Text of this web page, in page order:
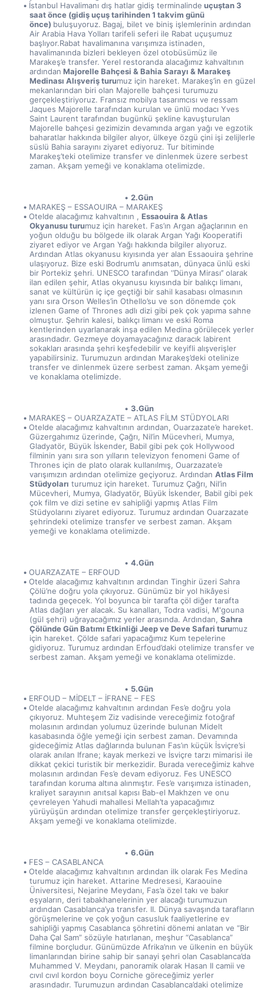
İstanbul Havalimanı dış hatlar gidiş terminalinde uçuştan 3
saat önce (gidiş uçuş tarihinden 1 takvim günü
önce) buluşuyoruz. Bagaj, bilet ve biniş işlemlerinin ardından
Air Arabia Hava Yolları tarifeli seferi ile Rabat uçuşumuz
başlıyor.Rabat havalimanına varışımıza istinaden,
havalimanında bizleri bekleyen özel otobüsümüz ile
Marakeş’e transfer. Yerel restoranda alacağımız kahvaltının
ardından Majorelle Bahçesi & Bahia Sarayı & Marakeş
Medinası Alışveriş turumuz için hareket. Marakeş’in en güzel
mekanlarından biri olan Majorelle bahçesi turumuzu
gerçekleştiriyoruz. Fransız mobilya tasarımcısı ve ressam
Jaques Majorelle tarafından kurulan ve ünlü modacı Yves
Saint Laurent tarafından bugünkü şekline kavuşturulan
Majorelle bahçesi gezimizin devamında argan yağı ve egzotik
baharatlar hakkında bilgiler alıyor, ülkeye özgü çini işi zelijlerle
süslü Bahia sarayını ziyaret ediyoruz. Tur bitiminde
Marakeş’teki otelimize transfer ve dinlenmek üzere serbest
zaman. Akşam yemeği ve konaklama otelimizde.
2.Gün
MARAKEŞ – ESSAOUIRA – MARAKEŞ
Otelde alacağımız kahvaltının , Essaouira & Atlas
Okyanusu turumuz için hareket. Fas’ın Argan ağaçlarının en
yoğun olduğu bu bölgede ilk olarak Argan Yağı Kooperatifi
ziyaret ediyor ve Argan Yağı hakkında bilgiler alıyoruz.
Ardından Atlas okyanusu kıyısında yer alan Essaouira şehrine
ulaşıyoruz. Bize eski Bodrum’u anımsatan, dünyaca ünlü eski
bir Portekiz şehri. UNESCO tarafından ‘’Dünya Mirası’’ olarak
ilan edilen şehir, Atlas okyanusu kıyısında bir balıkçı limanı,
sanat ve kültürün iç içe geçtiği bir sahil kasabası olmasının
yanı sıra Orson Welles’in Othello’su ve son dönemde çok
izlenen Game of Thrones adlı dizi gibi pek çok yapıma sahne
olmuştur. Şehrin kalesi, balıkçı limanı ve eski Roma
kentlerinden uyarlanarak inşa edilen Medina görülecek yerler
arasındadır. Gezmeye doyamayacağınız daracık labirent
sokakları arasında şehri keşfedebilir ve keyifli alışverişler
yapabilirsiniz. Turumuzun ardından Marakeş’deki otelinize
transfer ve dinlenmek üzere serbest zaman. Akşam yemeği
ve konaklama otelimizde.
3.Gün
MARAKEŞ – OUARZAZATE – ATLAS FİLM STÜDYOLARI
Otelde alacağımız kahvaltının ardından, Ouarzazate’e hareket.
Güzergahımız üzerinde, Çağrı, Nil’in Mücevheri, Mumya,
Gladyatör, Büyük İskender, Babil gibi pek çok Hollywood
filminin yanı sıra son yılların televizyon fenomeni Game of
Thrones için de plato olarak kullanılmış, Ouarzazate’e
varışımızın ardından otelimize geçiyoruz. Ardından Atlas Film
Stüdyoları turumuz için hareket. Turumuz Çağrı, Nil’in
Mücevheri, Mumya, Gladyatör, Büyük İskender, Babil gibi pek
çok film ve dizi setine ev sahipliği yapmış Atlas Film
Stüdyolarını ziyaret ediyoruz. Turumuz ardından Ouarzazate
şehrindeki otelimize transfer ve serbest zaman. Akşam
yemeği ve konaklama otelimizde.
4.Gün
OUARZAZATE – ERFOUD
Otelde alacağımız kahvaltının ardından Tinghir üzeri Sahra
Çölü’ne doğru yola çıkıyoruz. Günümüz bir yol hikâyesi
tadında geçecek. Yol boyunca bir tarafta çöl diğer tarafta
Atlas dağları yer alacak. Su kanalları, Todra vadisi, M'gouna
(gül şehri) uğrayacağımız yerler arasında. Ardından, Sahra
Çölünde Gün Batımı Etkinliği Jeep ve Deve Safari turumuz
için hareket. Çölde safari yapacağımız Kum tepelerine
gidiyoruz. Turumuz ardından Erfoud’daki otelimize transfer ve
serbest zaman. Akşam yemeği ve konaklama otelimizde.
5.Gün
ERFOUD – MİDELT – İFRANE – FES
Otelde alacağımız kahvaltının ardından Fes’e doğru yola
çıkıyoruz. Muhteşem Ziz vadisinde vereceğimiz fotoğraf
molasının ardından yolumuz üzerinde bulunan Midelt
kasabasında öğle yemeği için serbest zaman. Devamında
gideceğimiz Atlas dağlarında bulunan Fas’ın küçük İsviçre’si
olarak anılan Ifrane; kayak merkezi ve İsviçre tarzı mimarisi ile
dikkat çekici turistik bir merkezidir. Burada vereceğimiz kahve
molasının ardından Fes’e devam ediyoruz. Fes UNESCO
tarafından koruma altına alınmıştır. Fes’e varışımıza istinaden,
kraliyet sarayının anıtsal kapısı Bab-el Makhzen ve onu
çevreleyen Yahudi mahallesi Mellah’ta yapacağımız
yürüyüşün ardından otelimize transfer gerçekleştiriyoruz.
Akşam yemeği ve konaklama otelimizde.
6.Gün
FES – CASABLANCA
Otelde alacağımız kahvaltının ardından ilk olarak Fes Medina
turumuz için hareket. Attarine Medresesi, Karaouine
Üniversitesi, Nejarine Meydanı, Fas’a özel takı ve bakır
eşyaların, deri tabakhanelerinin yer alacağı turumuzun
ardından Casablanca’ya transfer. II. Dünya savaşında tarafların
görüşmelerine ve çok yoğun casusluk faaliyetlerine ev
sahipliği yapmış Casablanca şöhretini dönemi anlatan ve “Bir
Daha Çal Sam” sözüyle hatırlanan, meşhur “Casablanca”
filmine borçludur. Günümüzde Afrika’nın ve ülkenin en büyük
limanlarından birine sahip bir sanayi şehri olan Casablanca’da
Muhammed V. Meydanı, panoramik olarak Hasan II camii ve
cıvıl cıvıl kordon boyu Corniche göreceğimiz yerler
arasındadır. Turumuzun ardından Casablanca’daki otelimize